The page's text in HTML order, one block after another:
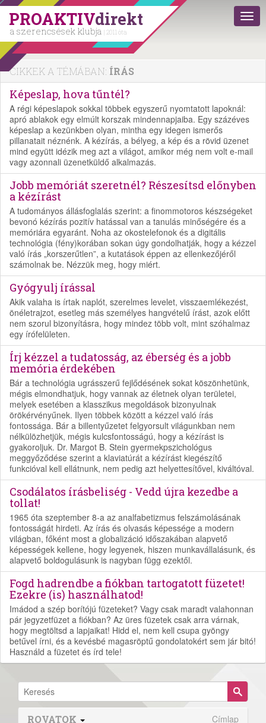
PROAKTIVdirekt
a szerencsések klubja | 2011 óta
CIKKEK A TÉMÁBAN: ÍRÁS
Képeslap, hova tűntél?
A régi képeslapok sokkal többek egyszerű nyomtatott lapoknál:
apró ablakok egy elmúlt korszak mindennapjaiba. Egy százéves
képeslap a kezünkben olyan, mintha egy idegen ismerős
pillanatait néznénk. A kézírás, a bélyeg, a kép és a rövid üzenet
mind együtt idézik meg azt a világot, amikor még nem volt e-mail
vagy azonnali üzenetküldő alkalmazás.
Jobb memóriát szeretnél? Részesítsd előnyben
a kézírást
A tudományos állásfoglalás szerint: a finommotoros készségeket
bevonó kézírás pozitív hatással van a tanulás minőségére és a
memóriára egyaránt. Noha az okostelefonok és a digitális
technológia (fény)korában sokan úgy gondolhatják, hogy a kézzel
való írás „korszerűtlen”, a kutatások éppen az ellenkezőjéről
számolnak be. Nézzük meg, hogy miért.
Gyógyulj írással
Akik valaha is írtak naplót, szerelmes levelet, visszaemlékezést,
önéletrajzot, esetleg más személyes hangvételű írást, azok előtt
nem szorul bizonyításra, hogy mindez több volt, mint szóhalmaz
egy írófelületen.
Írj kézzel a tudatosság, az éberség és a jobb
memória érdekében
Bár a technológia ugrásszerű fejlődésének sokat köszönhetünk,
mégis elmondhatjuk, hogy vannak az életnek olyan területei,
melyek esetében a klasszikus megoldások bizonyulnak
örökérvényűnek. Ilyen többek között a kézzel való írás
fontossága. Bár a billentyűzetet felgyorsult világunkban nem
nélkülözhetjük, mégis kulcsfontosságú, hogy a kézírást is
gyakoroljuk. Dr. Margot B. Stein gyermekpszichológus
meggyőződése szerint a klaviatúrát a kézírást kiegészítő
funkcióval kell ellátnunk, nem pedig azt helyettesítővel, kiváltóval.
Csodálatos írásbeliség - Vedd újra kezedbe a
tollat!
1965 óta szeptember 8-a az analfabetizmus felszámolásának
fontosságát hirdeti. Az írás és olvasás képessége a modern
világban, főként most a globalizáció időszakában alapvető
képességek kellene, hogy legyenek, hiszen munkavállalásunk, és
alapvető boldogulásunk is nagyban függ ezektől.
Fogd hadrendbe a fiókban tartogatott füzetet!
Ezekre (is) használhatod!
Imádod a szép borítójú füzeteket? Vagy csak maradt valahonnan
pár jegyzetfüzet a fiókban? Az üres füzetek csak arra várnak,
hogy megtöltsd a lapjaikat! Hidd el, nem kell csupa gyöngy
betűvel írni, és a kevésbé magasröptű gondolatokért sem jár bitó!
Használd a füzetet és írd tele!
ROVATOK Címlap